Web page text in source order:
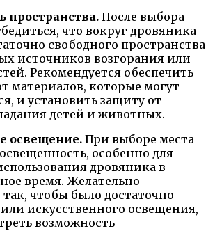
пространства. После выбора
что вокруг дровяника
свободного пространства
источников возгорания или
Рекомендуется обеспечить
материалов, которые могут
и установить защиту от
детей и животных.
освещение. При выборе места
освещенность, особенно для
дровяника в
время. Желательно
так, чтобы было достаточно
искусственного освещения,
возможность